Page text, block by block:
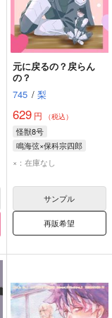
元に戻るの？戻らん
の？
745 / 梨
629円 （税込）
怪獣8号
鳴海弦×保科宗四郎
鳴海弦
保科宗四郎
×：在庫なし
サンプル
再販希望